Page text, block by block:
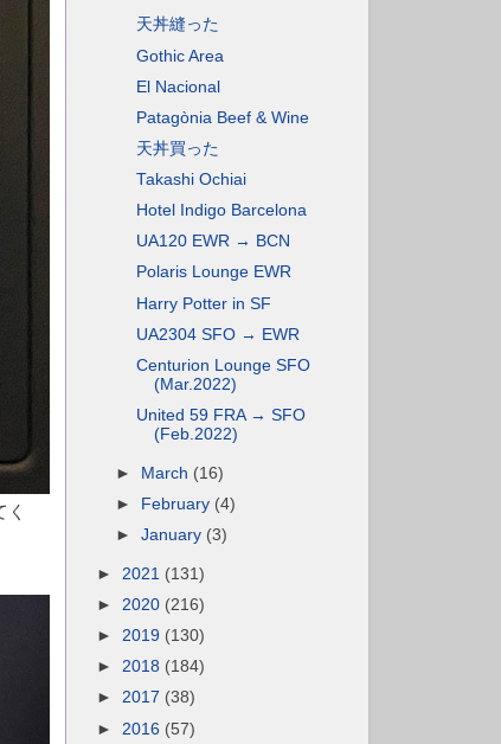
天丼縫った
Gothic Area
El Nacional
Patagònia Beef & Wine
天丼買った
Takashi Ochiai
Hotel Indigo Barcelona
UA120 EWR → BCN
Polaris Lounge EWR
Harry Potter in SF
UA2304 SFO → EWR
Centurion Lounge SFO
(Mar.2022)
United 59 FRA → SFO
(Feb.2022)
► March (16)
►
February (4)
►January (3)
► 2021 (131)
► 2020 (216)
► 2019 (130)
► 2018 (184)
► 2017 (38)
► 2016 (57)